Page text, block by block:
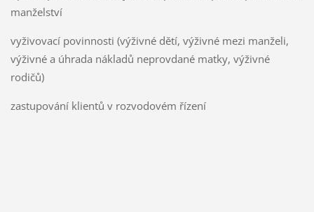
manželství
vyživovací povinnosti (výživné dětí, výživné mezi manželi,
výživné a úhrada nákladů neprovdané matky, výživné
rodičů)
zastupování klientů v rozvodovém řízení